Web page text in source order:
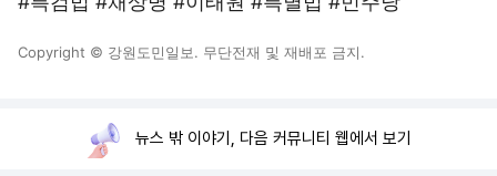
Copyright © 강원도민일보. 무단전재 및 재배포 금지.
뉴스 밖 이야기, 다음 커뮤니티 웹에서 보기